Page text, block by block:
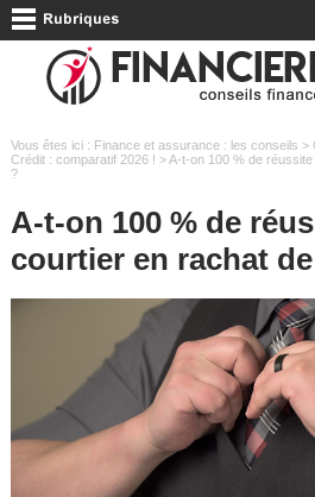
Vous êtes ici : Finance et assurance : les conseils >
Crédit : comparatif 2026 ! > A-t-on 100 % de
?
A-t-on 100 % de
courtier en rachat